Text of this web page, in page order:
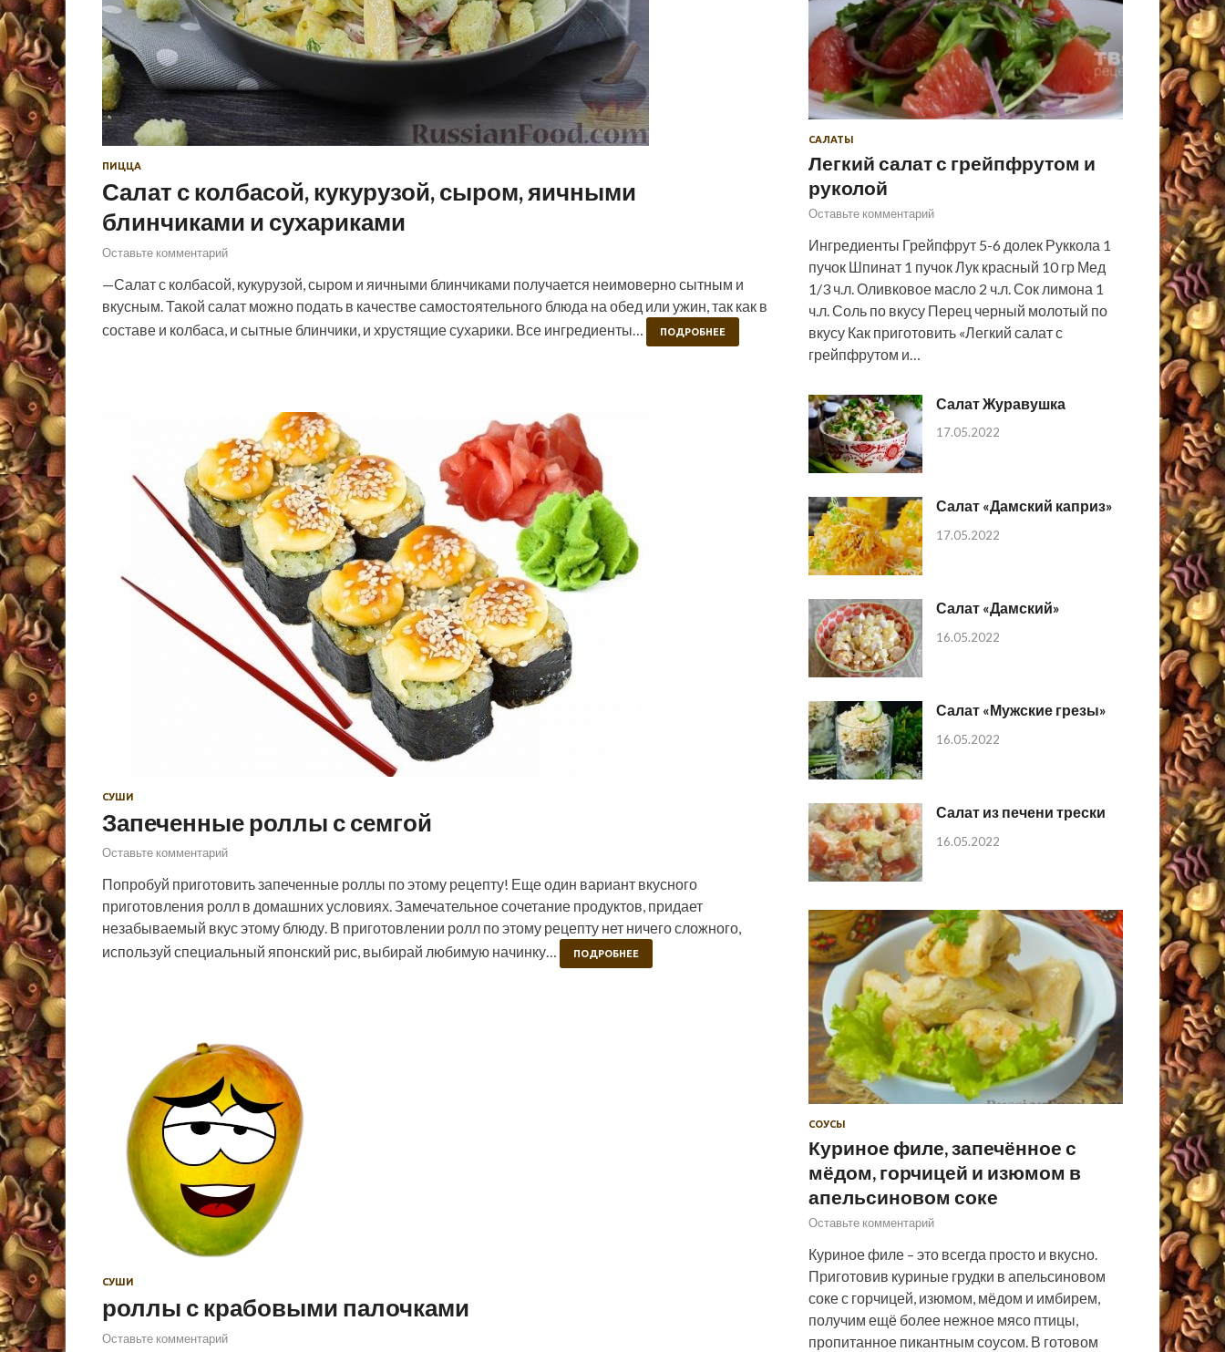
ПИЦЦА
Салат с колбасой, кукурузой, сыром, яичными
блинчиками и сухариками
Оставьте комментарий
—Салат с колбасой, кукурузой, сыром и яичными блинчиками получается неимоверно сытным и
вкусным. Такой салат можно подать в качестве самостоятельного блюда на обед или ужин, так как в
составе и колбаса, и сытные блинчики, и хрустящие сухарики. Все ингредиенты…
ПОДРОБНЕЕ
СУШИ
Запеченные роллы с семгой
Оставьте комментарий
Попробуй приготовить запеченные роллы по этому рецепту! Еще один вариант вкусного
приготовления ролл в домашних условиях. Замечательное сочетание продуктов, придает
незабываемый вкус этому блюду. В приготовлении ролл по этому рецепту нет ничего сложного,
используй специальный японский рис, выбирай любимую начинку…
ПОДРОБНЕЕ
СУШИ
роллы с крабовыми палочками
Оставьте комментарий
САЛАТЫ
Легкий салат с грейпфрутом и
руколой
Оставьте комментарий
Ингредиенты Грейпфрут 5-6 долек Руккола 1
пучок Шпинат 1 пучок Лук красный 10 гр Мед
1/3 ч.л. Оливковое масло 2 ч.л. Сок лимона 1
ч.л. Соль по вкусу Перец черный молотый по
вкусу Как приготовить «Легкий салат с
грейпфрутом и…
Салат Журавушка
17.05.2022
Салат «Дамский каприз»
17.05.2022
Салат «Дамский»
16.05.2022
Салат «Мужские грезы»
16.05.2022
Салат из печени трески
16.05.2022
СОУСЫ
Куриное филе, запечённое с
мёдом, горчицей и изюмом в
апельсиновом соке
Оставьте комментарий
Куриное филе – это всегда просто и вкусно.
Приготовив куриные грудки в апельсиновом
соке с горчицей, изюмом, мёдом и имбирем,
получим ещё более нежное мясо птицы,
пропитанное пикантным соусом. В готовом